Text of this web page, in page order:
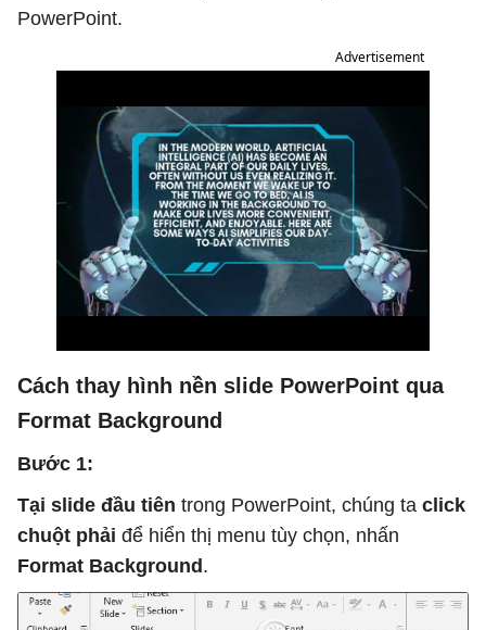
PowerPoint.
Advertisement
Cách thay hình nền slide PowerPoint qua
Format Background
Bước 1:
Tại slide đầu tiên trong PowerPoint, chúng ta click
chuột phải để hiển thị menu tùy chọn, nhấn
Format Background .